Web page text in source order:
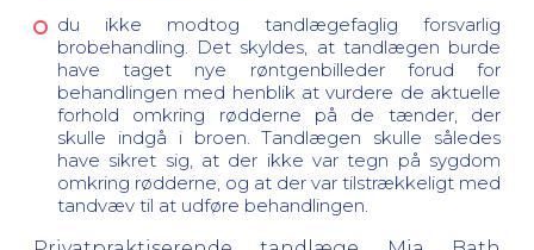
du ikke modtog tandlægefaglig forsvarlig
brobehandling. Det skyldes, at tandlægen burde
have taget nye røntgenbilleder forud for
behandlingen med henblik at vurdere de aktuelle
forhold omkring rødderne på de tænder, der
skulle indgå i broen. Tandlægen skulle således
have sikret sig, at der ikke var tegn på sygdom
omkring rødderne, og at der var tilstrækkeligt med
tandvæv til at udføre behandlingen.